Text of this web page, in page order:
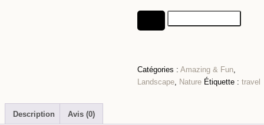
Catégories : Amazing & Fun,
Landscape, Nature Étiquette : travel
Description Avis (0)